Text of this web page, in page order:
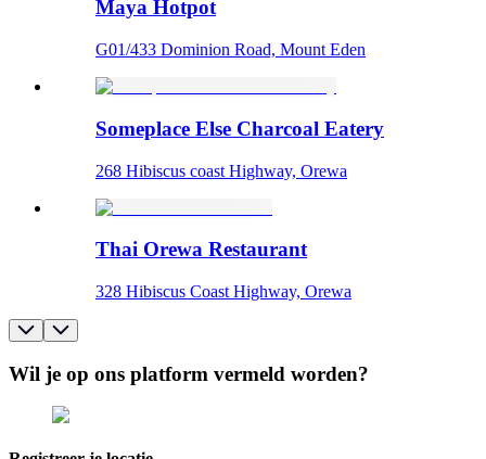
Maya Hotpot
G01/433 Dominion Road, Mount Eden
Someplace Else Charcoal Eatery
268 Hibiscus coast Highway, Orewa
Thai Orewa Restaurant
328 Hibiscus Coast Highway, Orewa
Wil je op ons platform vermeld worden?